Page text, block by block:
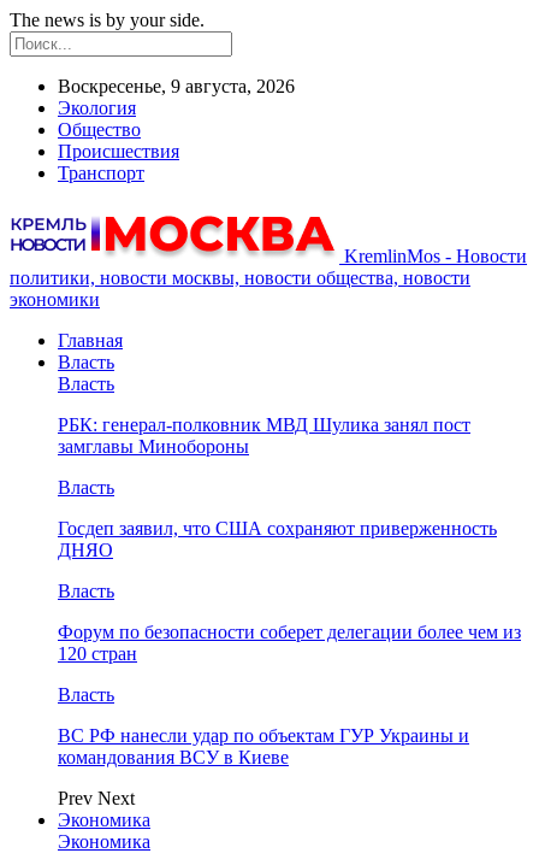
The news is by your side.
Воскресенье, 9 августа, 2026
Экология
Общество
Происшествия
Транспорт
KremlinMos - Новости
политики, новости москвы, новости общества, новости
экономики
Главная
Власть
Власть
РБК: генерал-полковник МВД Шулика занял пост
замглавы Минобороны
Власть
Госдеп заявил, что США сохраняют приверженность
ДНЯО
Власть
Форум по безопасности соберет делегации более чем из
120 стран
Власть
ВС РФ нанесли удар по объектам ГУР Украины и
командования ВСУ в Киеве
Prev Next
Экономика
Экономика